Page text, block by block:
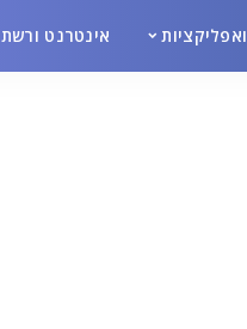
אינטרנט ורשת